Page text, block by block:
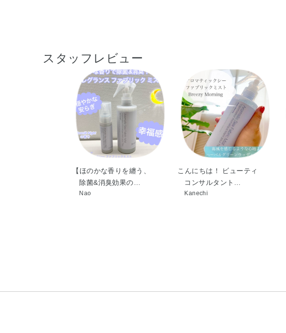
スタッフレビュー
【ほのかな香りを纏う、
除菌&消臭効果の…
Nao
こんにちは！ ビューティ
コンサルタント…
Kanechi